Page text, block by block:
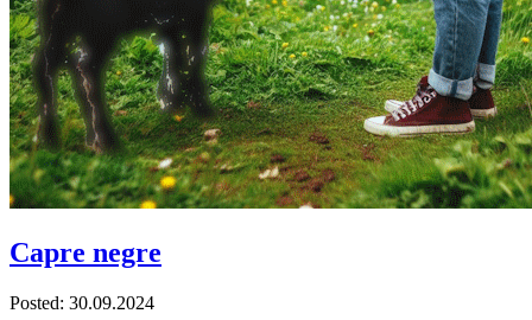
Capre negre
Posted: 30.09.2024